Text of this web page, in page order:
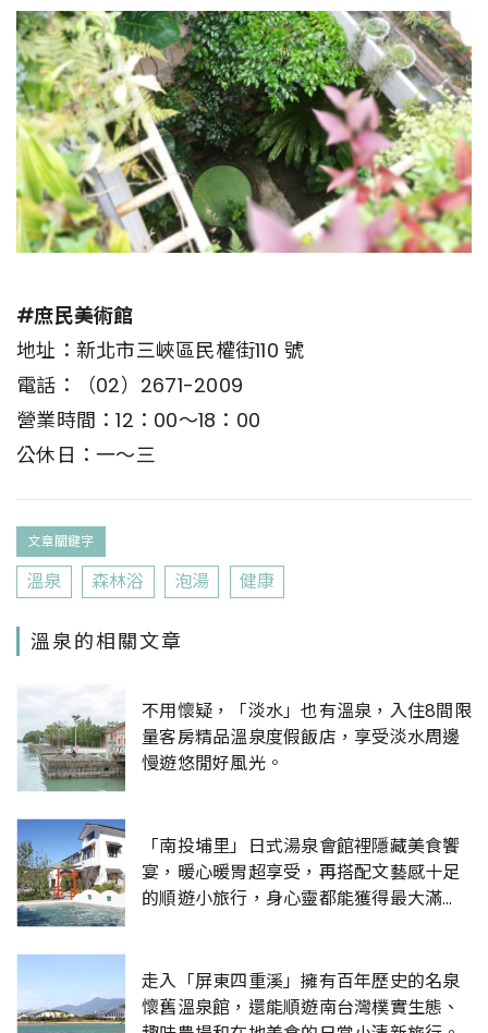
#庶民美術館
地址：新北市三峽區民權街110 號
電話：（02）2671-2009
營業時間：12：00～18：00
公休日：一～三
文章關鍵字
溫泉 森林浴 泡湯 健康
溫泉的相關文章
不用懷疑，「淡水」也有溫泉，入住8間限
量客房精品溫泉度假飯店，享受淡水周邊
慢遊悠閒好風光。
「南投埔里」日式湯泉會館裡隱藏美食饗
宴，暖心暖胃超享受，再搭配文藝感十足
的順遊小旅行，身心靈都能獲得最大滿
走入「屏東四重溪」擁有百年歷史的名泉
懷舊溫泉館，還能順遊南台灣樸實生態、